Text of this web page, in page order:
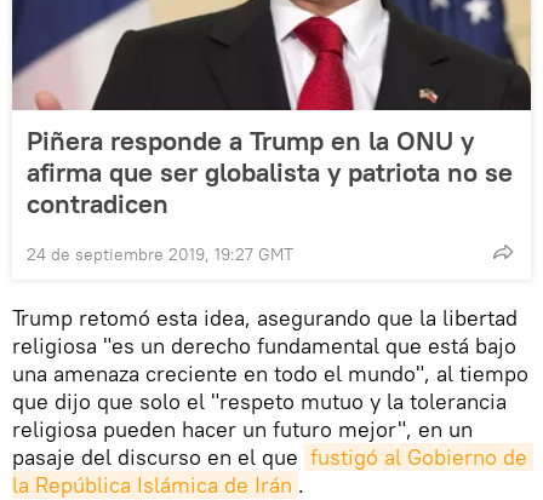
Piñera responde a Trump en la ONU y
afirma que ser globalista y patriota no se
contradicen
24 de septiembre 2019, 19:27 GMT
Trump retomó esta idea, asegurando que la libertad
religiosa "es un derecho fundamental que está bajo
una amenaza creciente en todo el mundo", al tiempo
que dijo que solo el "respeto mutuo y la tolerancia
religiosa pueden hacer un futuro mejor", en un
pasaje del discurso en el que fustigó al Gobierno de
la República Islámica de Irán .